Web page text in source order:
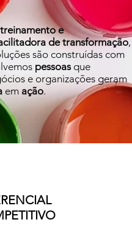
treinamento e
de transformação,
são construídas com
pessoasque
e organizações geram
em ação.